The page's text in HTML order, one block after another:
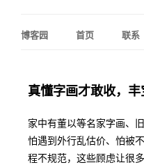
博客园 首页 联系
真懂字画才敢收，
家中有董以等名家字画、
怕遇到外行乱估价、怕被
程不规范，这些顾虑让很